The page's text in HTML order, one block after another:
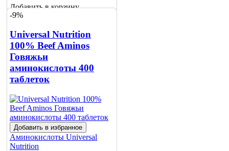
Добавить в корзину
1
-9%
Universal Nutrition
100% Beef Aminos
Говяжьи
аминокислоты 400
таблеток
Добавить в избранное
Аминокислоты Universal
Nutrition